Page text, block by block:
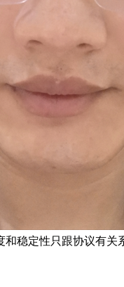
和稳定性只跟协议有关